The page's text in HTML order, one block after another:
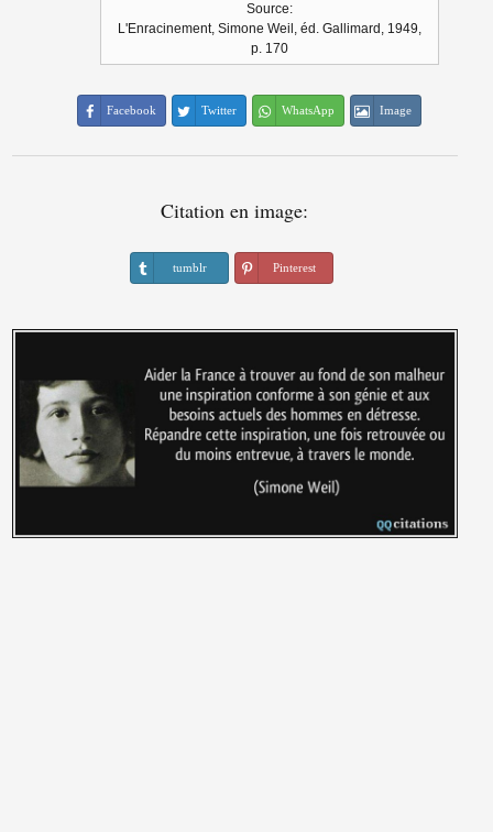
Source:
L'Enracinement, Simone Weil, éd. Gallimard, 1949,
p. 170
Facebook Twitter WhatsApp Image
Citation en image:
tumblr Pinterest